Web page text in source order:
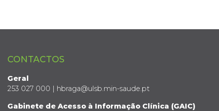
CONTACTOS
Geral
253 027 000 | hbraga@ulsb.min-saude.pt
Gabinete de Acesso à Informação Clínica (GAIC)